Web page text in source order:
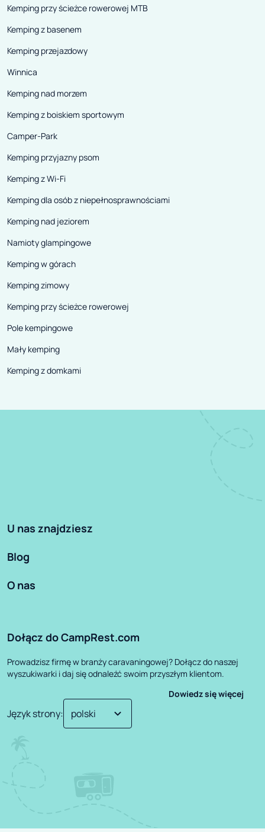
Kemping przy ścieżce rowerowej MTB
Kemping z basenem
Kemping przejazdowy
Winnica
Kemping nad morzem
Kemping z boiskiem sportowym
Camper-Park
Kemping przyjazny psom
Kemping z Wi-Fi
Kemping dla osób z niepełnosprawnościami
Kemping nad jeziorem
Namioty glampingowe
Kemping w górach
Kemping zimowy
Kemping przy ścieżce rowerowej
Pole kempingowe
Mały kemping
Kemping z domkami
U nas znajdziesz
Blog
O nas
Dołącz do CampRest.com
Prowadzisz firmę w branży caravaningowej? Dołącz do naszej
wyszukiwarki i daj się odnaleźć swoim przyszłym klientom.
Dowiedz się więcej
Język strony: